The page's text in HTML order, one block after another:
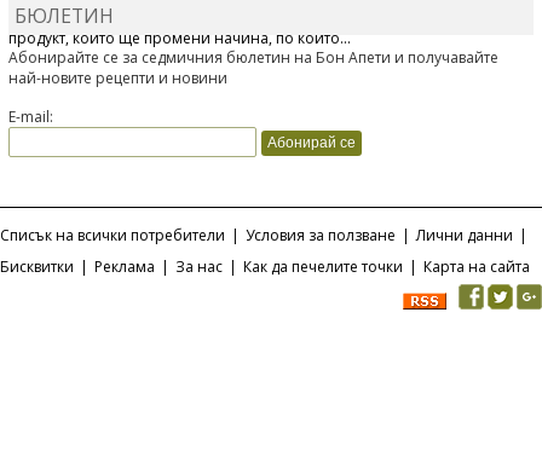
Отскоро Лесафр България стартира предлагането на изцяло нов
продукт, който ще промени начина, по който...
БЮЛЕТИН
Абонирайте се за седмичния бюлетин на Бон Апети и получавайте
най-новите рецепти и новини
E-mail:
Списък на всички потребители | Условия за ползване | Лични данни |
Бисквитки | Реклама | За нас | Как да печелите точки | Карта на сайта